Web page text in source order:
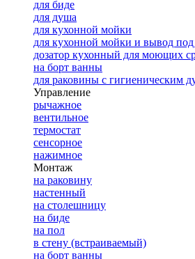
для биде
для душа
для кухонной мойки
для кухонной мойки и вывод
дозатор кухонный для моющих
на борт ванны
для раковины с гигиеническим
Управление
рычажное
вентильное
термостат
сенсорное
нажимное
Монтаж
на раковину
настенный
на столешницу
на биде
на пол
в стену (встраиваемый)
на борт ванны